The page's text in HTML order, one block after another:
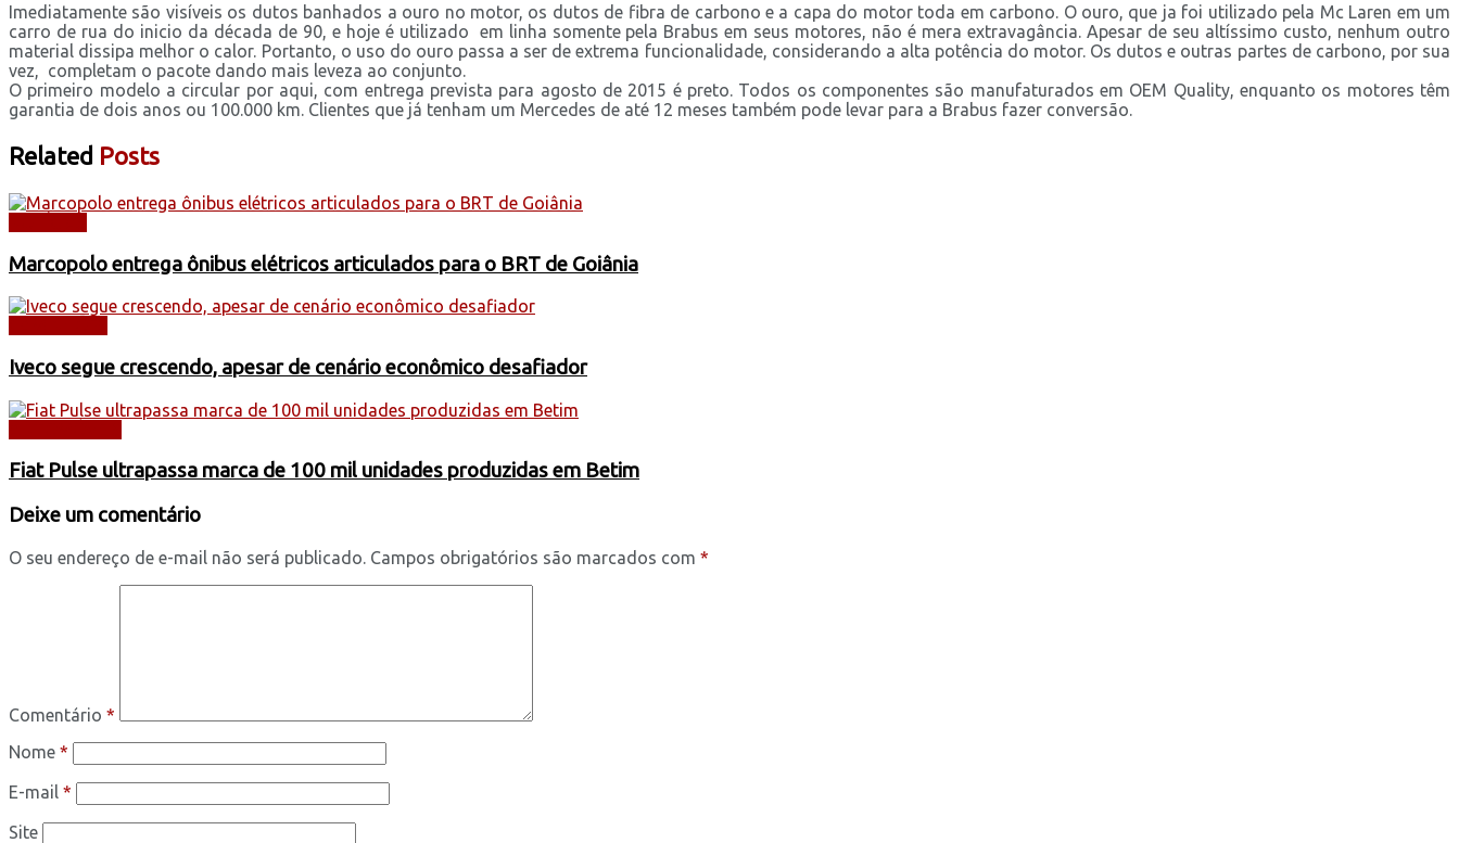
Imediatamente são visíveis os dutos banhados a ouro no motor, os dutos de fibra de carbono e a capa do motor toda em carbono. O ouro, que ja foi utilizado pela Mc Laren em um
carro de rua do inicio da década de 90, e hoje é utilizado em linha somente pela Brabus em seus motores, não é mera extravagância. Apesar de seu altíssimo custo, nenhum outro
material dissipa melhor o calor. Portanto, o uso do ouro passa a ser de extrema funcionalidade, considerando a alta potência do motor. Os dutos e outras partes de carbono, por sua
vez, completam o pacote dando mais leveza ao conjunto.
O primeiro modelo a circular por aqui, com entrega prevista para agosto de 2015 é preto. Todos os componentes são manufaturados em OEM Quality, enquanto os motores têm
garantia de dois anos ou 100.000 km. Clientes que já tenham um Mercedes de até 12 meses também pode levar para a Brabus fazer conversão.
Related Posts
Marcopolo entrega ônibus elétricos articulados para o BRT de Goiânia
Iveco segue crescendo, apesar de cenário econômico desafiador
Fiat Pulse ultrapassa marca de 100 mil unidades produzidas em Betim
Deixe um comentário
O seu endereço de e-mail não será publicado. Campos obrigatórios são marcados com *
Comentário *
Nome *
E-mail *
Site